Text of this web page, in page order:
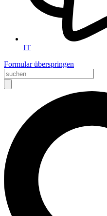
IT
Formular überspringen